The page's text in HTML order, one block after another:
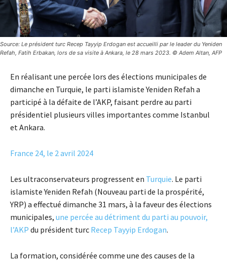
Source: Le président turc Recep Tayyip Erdogan est accueilli par le leader du Yeniden
Refah, Fatih Erbakan, lors de sa visite à Ankara, le 28 mars 2023. © Adem Altan, AFP
En réalisant une percée lors des élections municipales de
dimanche en Turquie, le parti islamiste Yeniden Refah a
participé à la défaite de l’AKP, faisant perdre au parti
présidentiel plusieurs villes importantes comme Istanbul
et Ankara.
France 24, le 2 avril 2024
Les ultraconservateurs progressent en Turquie. Le parti
islamiste Yeniden Refah (Nouveau parti de la prospérité,
YRP) a effectué dimanche 31 mars, à la faveur des élections
municipales, une percée au détriment du parti au pouvoir,
l’AKP du président turc Recep Tayyip Erdogan.
La formation, considérée comme une des causes de la